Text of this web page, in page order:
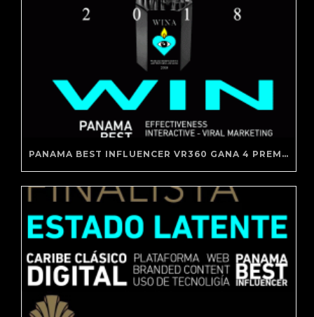
PANAMA BEST INFLUENCER VR360 GANA 4 PREMIOS WINA 2018